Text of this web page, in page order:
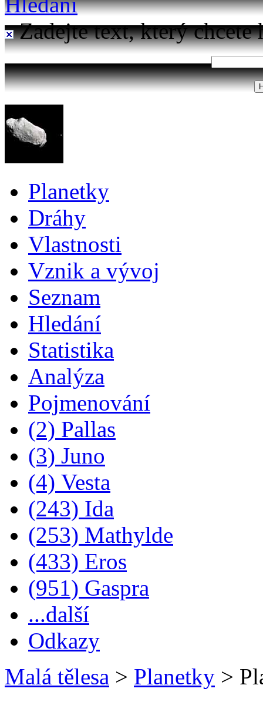
Zadejte text, který chcete
Planetky
Dráhy
Vlastnosti
Vznik a vývoj
Seznam
Hledání
Statistika
Analýza
Pojmenování
(2) Pallas
(3) Juno
(4) Vesta
(243) Ida
(253) Mathylde
(433) Eros
(951) Gaspra
...další
Odkazy
Malá tělesa > Planetky >